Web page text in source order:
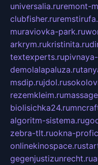
universalia.ruremont-
clubfisher.ru
muraviovka-park.ru
arkrym.rukristinita.ru
textexperts.ru
demolalapaluza.ru
msdip.rujdol.ru
rezemkleim.ru
biolisichka24.ru
algoritm-sistema.ru
zebra-tlt.ruokna-
onlinekinospace.ru
gegenjustizunrecht.ru